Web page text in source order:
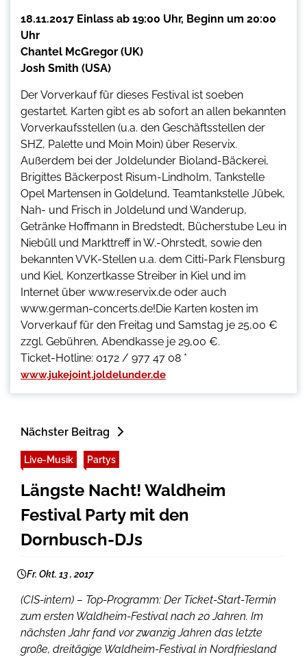
18.11.2017 Einlass ab 19:00 Uhr, Beginn um 20:00
Uhr
Chantel McGregor (UK)
Josh Smith (USA)
Der Vorverkauf für dieses Festival ist soeben
gestartet. Karten gibt es ab sofort an allen bekannten
Vorverkaufsstellen (u.a. den Geschäftsstellen der
SHZ, Palette und Moin Moin) über Reservix.
Außerdem bei der Joldelunder Bioland-Bäckerei,
Brigittes Bäckerpost Risum-Lindholm, Tankstelle
Opel Martensen in Goldelund, Teamtankstelle Jübek,
Nah- und Frisch in Joldelund und Wanderup,
Getränke Hoffmann in Bredstedt, Bücherstube Leu in
Niebüll und Markttreff in W.-Ohrstedt, sowie den
bekannten VVK-Stellen u.a. dem Citti-Park Flensburg
und Kiel, Konzertkasse Streiber in Kiel und im
Internet über www.reservix.de oder auch
www.german-concerts.de!Die Karten kosten im
Vorverkauf für den Freitag und Samstag je 25,00 €
zzgl. Gebühren, Abendkasse je 29,00 €.
Ticket-Hotline: 0172 / 977 47 08 *
www.jukejoint.joldelunder.de
Nächster Beitrag
Live-Musik Partys
Längste Nacht! Waldheim
Festival Party mit den
Dornbusch-DJs
Fr. Okt. 13 , 2017
(CIS-intern) – Top-Programm: Der Ticket-Start-Termin
zum ersten Waldheim-Festival nach 20 Jahren. Im
nächsten Jahr fand vor zwanzig Jahren das letzte
große, dreitägige Waldheim-Festival in Nordfriesland